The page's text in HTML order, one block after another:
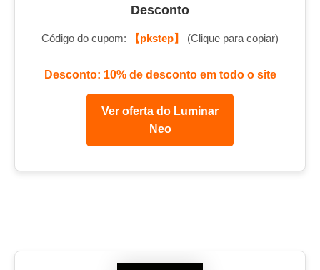
Desconto
Código do cupom: 【pkstep】 (Clique para copiar)
Desconto: 10% de desconto em todo o site
Ver oferta do Luminar
Neo